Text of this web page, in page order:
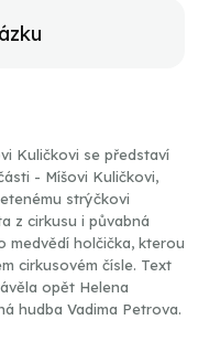
Kuličkovi se představí
- Míšovi Kuličkovi,
strýčkovi
z cirkusu i půvabná
medvědí holčička, kterou
cirkusovém čísle. Text
opět Helena
hudba Vadima Petrova.